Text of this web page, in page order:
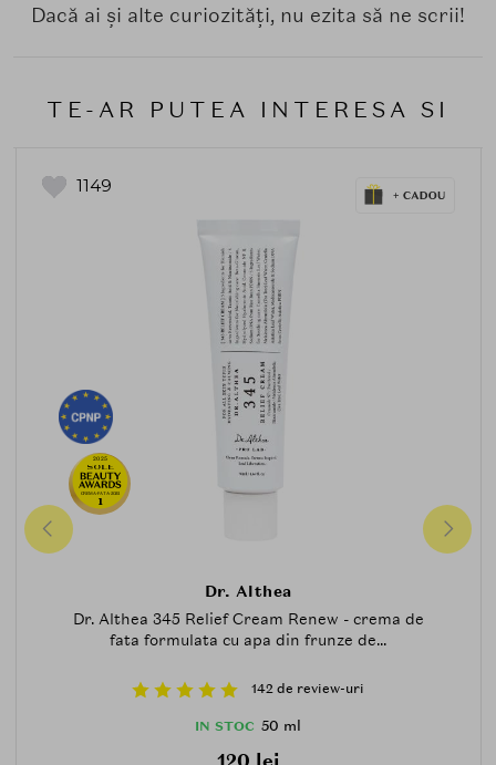
Dacă ai și alte curiozități, nu ezita să ne scrii!
TE-AR PUTEA INTERESA SI
1149
2025
CREMA-FATA-2025
1
Dr. Althea
Dr. Althea 345 Relief Cream Renew - crema de
fata formulata cu apa din frunze de...
142 de review-uri
IN STOC 50 ml